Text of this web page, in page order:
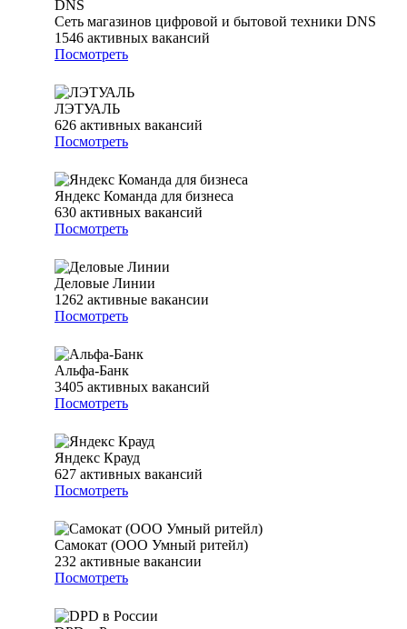
Сеть магазинов цифровой и бытовой техники DNS
1546 активных вакансий
Посмотреть
ЛЭТУАЛЬ
626 активных вакансий
Посмотреть
Яндекс Команда для бизнеса
630 активных вакансий
Посмотреть
Деловые Линии
1262 активные вакансии
Посмотреть
Альфа-Банк
3405 активных вакансий
Посмотреть
Яндекс Крауд
627 активных вакансий
Посмотреть
Самокат (ООО Умный ритейл)
232 активные вакансии
Посмотреть